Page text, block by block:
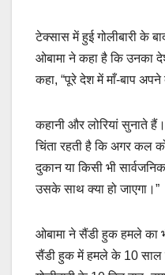
टेक्सास में हुई गोलीबारी के
ओबामा ने कहा है कि उनका
कहा, “पूरे देश में माँ-बाप
कहानी और लोरियां सुनाते
चिंता रहती है कि अगर कल
दुकान या किसी भी
उसके साथ क्या हो जाएगा।”
ओबामा ने सैंडी हुक हमले का
सैंडी हुक में हमले के 10 साल